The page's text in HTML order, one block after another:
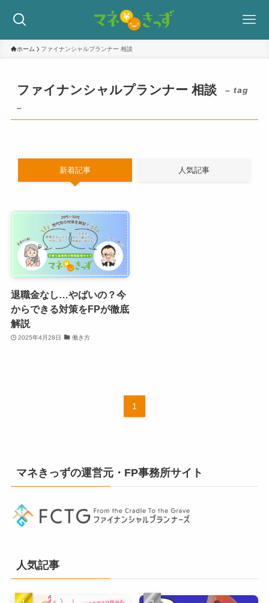
ホーム ファイナンシャルプランナー 相談
ファイナンシャルプランナー 相談
– tag
–
新着記事 人気記事
退職金なし…やばいの？今
からできる対策をFPが徹底
解説
2025年4月28日 働き方
1
マネきっずの運営元・FP事務所サイト
人気記事